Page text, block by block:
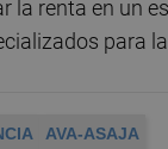
renta en un
para
AVA-ASAJA